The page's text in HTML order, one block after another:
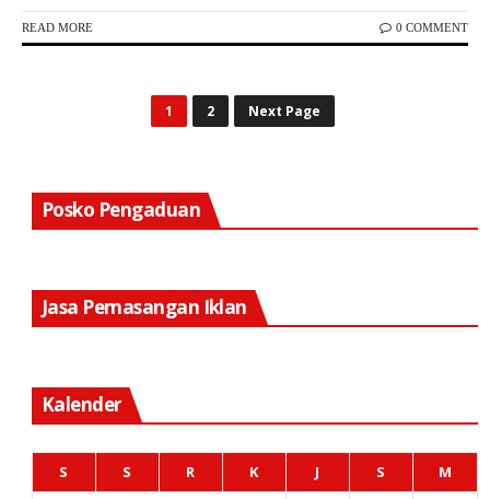
READ MORE 0 COMMENT
1 2 Next Page
Posko Pengaduan
Jasa Pemasangan Iklan
Kalender
S S R K J S
M